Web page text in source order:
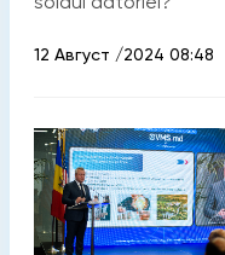
12 Август /2024 08:48